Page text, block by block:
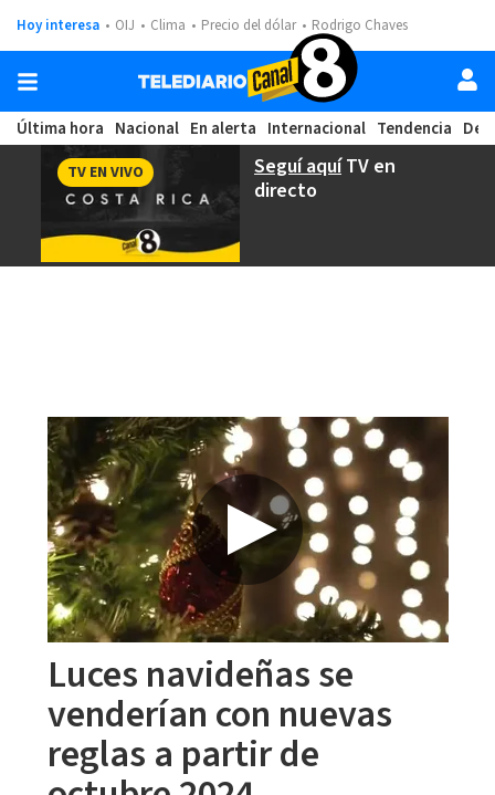
Hoy interesa OIJ Clima Precio del dólar Rodrigo Chaves
Última hora Nacional En alerta Internacional Tendencia
Seguí aquíTV en
directo
TV EN VIVO
Luces navideñas se
venderían con nuevas
reglas a partir de